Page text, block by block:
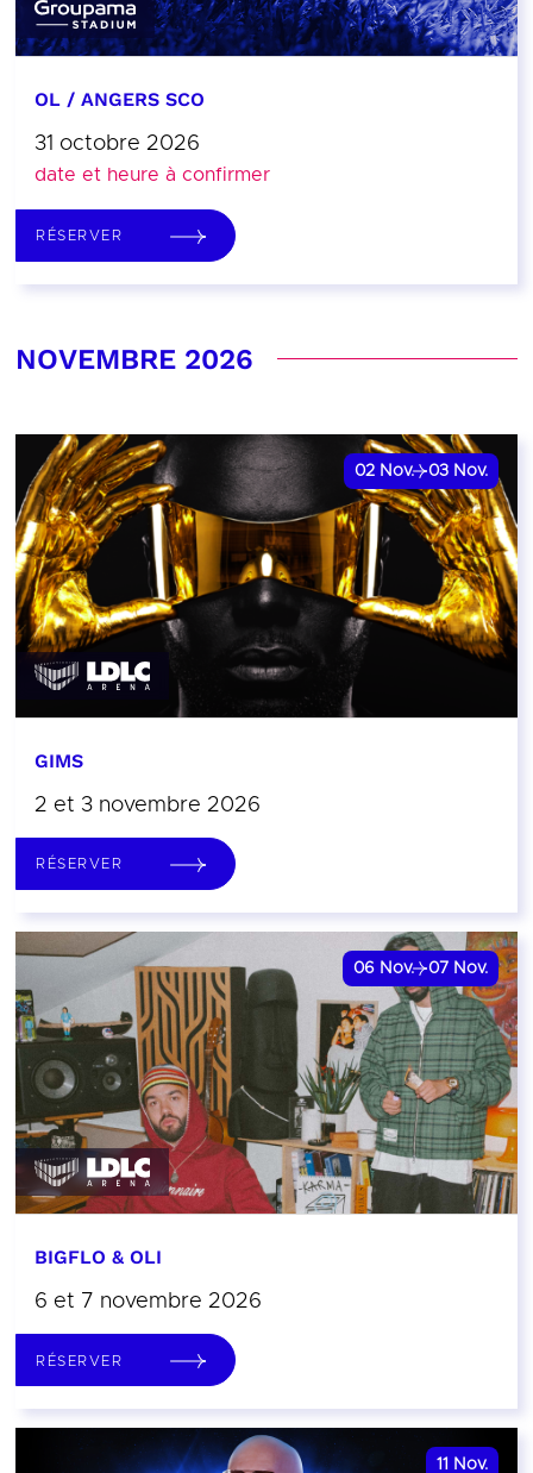
OL / ANGERS SCO
31 octobre 2026
date et heure à confirmer
RÉSERVER
NOVEMBRE 2026
02 Nov. 03 Nov.
GIMS
2 et 3 novembre 2026
RÉSERVER
06 Nov. 07 Nov.
BIGFLO & OLI
6 et 7 novembre 2026
RÉSERVER
11 Nov.